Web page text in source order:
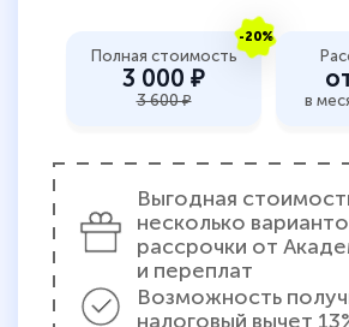
-20%
Полная стоимость
3 000 ₽
3 600 ₽ в
Выгодная
несколько
рассрочки от
и переплат
Возможность
налоговый вычет